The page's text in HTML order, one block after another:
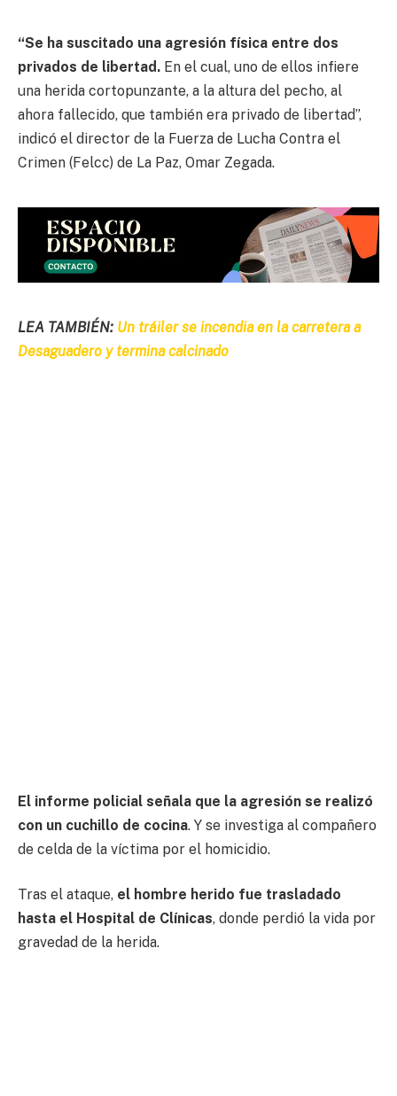
“Se ha suscitado una agresión física entre dos
privados de libertad. En el cual, uno de ellos infiere
una herida cortopunzante, a la altura del pecho, al
ahora fallecido, que también era privado de libertad”,
indicó el director de la Fuerza de Lucha Contra el
Crimen (Felcc) de La Paz, Omar Zegada.
LEA TAMBIÉN: Un tráiler se incendia en la carretera a
Desaguadero y termina calcinado
El informe policial señala que la agresión se realizó
con un cuchillo de cocina. Y se investiga al compañero
de celda de la víctima por el homicidio.
Tras el ataque, el hombre herido fue trasladado
hasta el Hospital de Clínicas, donde perdió la vida por
gravedad de la herida.